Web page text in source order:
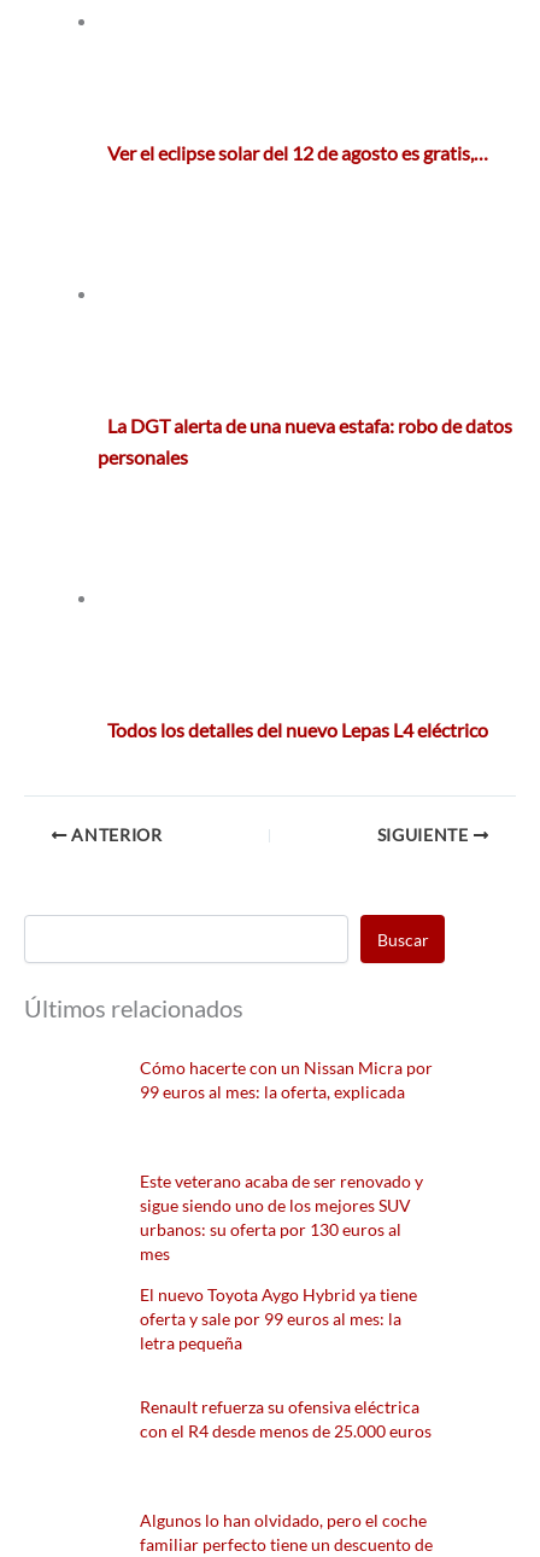
Ver el eclipse solar del 12 de agosto es gratis,…
La DGT alerta de una nueva estafa: robo de datos
personales
Todos los detalles del nuevo Lepas L4 eléctrico
ANTERIOR SIGUIENTE
Buscar
Últimos relacionados
Cómo hacerte con un Nissan Micra por
99 euros al mes: la oferta, explicada
Este veterano acaba de ser renovado y
sigue siendo uno de los mejores SUV
urbanos: su oferta por 130 euros al
mes
El nuevo Toyota Aygo Hybrid ya tiene
oferta y sale por 99 euros al mes: la
letra pequeña
Renault refuerza su ofensiva eléctrica
con el R4 desde menos de 25.000 euros
Algunos lo han olvidado, pero el coche
familiar perfecto tiene un descuento de